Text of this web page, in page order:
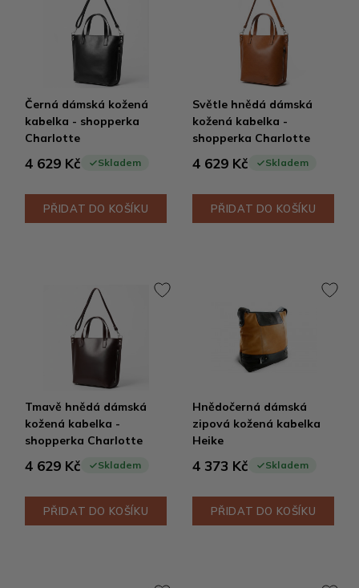
Černá dámská kožená
kabelka - shopperka
Charlotte
4 629 Kč Skladem
PŘIDAT DO KOŠÍKU
Světle hnědá dámská
kožená kabelka -
shopperka Charlotte
4 629 Kč Skladem
PŘIDAT DO KOŠÍKU
Tmavě hnědá dámská
kožená kabelka -
shopperka Charlotte
4 629 Kč Skladem
PŘIDAT DO KOŠÍKU
Hnědočerná dámská
zipová kožená kabelka
Heike
4 373 Kč Skladem
PŘIDAT DO KOŠÍKU